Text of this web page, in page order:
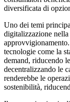
diversificata di
Uno dei temi
digitalizzazione
tecnologie come la
demand, riducendo
decentralizzando le
renderebbe le
sostenibilità,